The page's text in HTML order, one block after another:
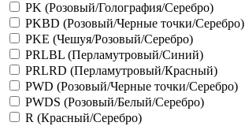
PK (Розовый/Голография/Серебро)
PKBD (Розовый/Черные точки/Серебро)
PKE (Чешуя/Розовый/Серебро)
PRLBL (Перламутровый/Синий)
PRLRD (Перламутровый/Красный)
PWD (Розовый/Черные точки/Серебро)
PWDS (Розовый/Белый/Серебро)
R (Красный/Серебро)